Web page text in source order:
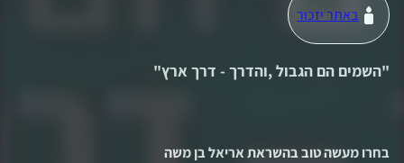
באתר יזכור
"השמים הם הגבול ,והדרך - דרך ארץ"
בחרו מעשה טוב בהשראתאריאל בן משה